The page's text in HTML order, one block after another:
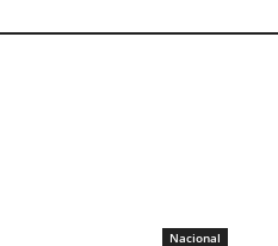
Nacional